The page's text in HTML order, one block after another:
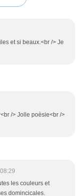
et si beaux.<br /> Je
/> Jolle poèsie<br />
les couleurs et
domincicales.